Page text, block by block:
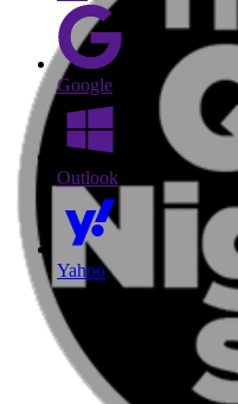
Google
Outlook
Yahoo